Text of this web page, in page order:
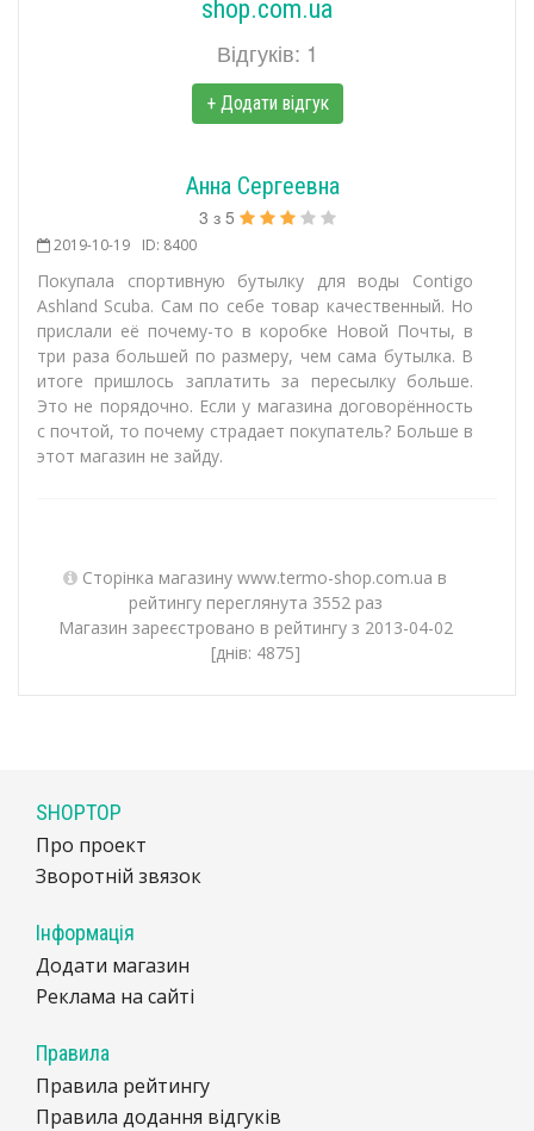
shop.com.ua
Відгуків: 1
+ Додати відгук
Анна Сергеевна
3 з 5
2019-10-19 ID: 8400
Покупала спортивную бутылку для воды Contigo
Ashland Scuba. Сам по себе товар качественный. Но
прислали её почему-то в коробке Новой Почты, в
три раза большей по размеру, чем сама бутылка. В
итоге пришлось заплатить за пересылку больше.
Это не порядочно. Если у магазина договорённость
с почтой, то почему страдает покупатель? Больше в
этот магазин не зайду.
Сторінка магазину www.termo-shop.com.ua в
рейтингу переглянута 3552 раз
Магазин зареєстровано в рейтингу з 2013-04-02
[днів: 4875]
SHOPTOP
Про проект
Зворотній звязок
Інформація
Додати магазин
Реклама на сайті
Правила
Правила рейтингу
Правила додання відгуків